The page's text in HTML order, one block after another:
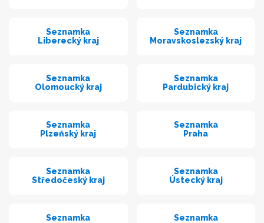
Seznamka
Liberecký kraj
Seznamka
Moravskoslezský kraj
Seznamka
Olomoucký kraj
Seznamka
Pardubický kraj
Seznamka
Plzeňský kraj
Seznamka
Praha
Seznamka
Středočeský kraj
Seznamka
Ústecký kraj
Seznamka
Seznamka